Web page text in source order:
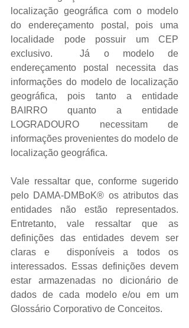
localização geográfica com o modelo
do endereçamento postal, pois uma
localidade pode possuir um CEP
exclusivo.  Já o modelo de
endereçamento postal necessita das
informações do modelo de localização
geográfica, pois tanto a entidade
BAIRRO quanto a entidade
LOGRADOURO necessitam de
informações provenientes do modelo de
localização geográfica.
Vale ressaltar que, conforme sugerido
pelo DAMA-DMBoK® os atributos das
entidades não estão representados.
Entretanto, vale ressaltar que as
definições das entidades devem ser
claras e  disponíveis a todos os
interessados. Essas definições devem
estar armazenadas no dicionário de
dados de cada modelo e/ou em um
Glossário Corporativo de Conceitos.